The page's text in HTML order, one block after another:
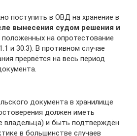
поступить в ОВД на хранение в
вынесения судом решения и
положенных на опротестование
и 30.3). В противном случае
прервётся на весь период
документа в хранилище
должен иметь
владельца) и быть подтверждён
в большинстве случаев